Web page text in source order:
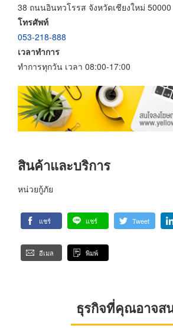
38 ถนนอินทวโรรส จังหวัดเชียงใหม่ 50000
โทรศัพท์
053-218-888
เวลาทำการ
ทำการทุกวัน เวลา 08:00-17:00
สินค้าและบริการ
หน่วยกู้ภัย
แชร์ แชร์ Tweet
อีเมล พิมพ์
ธุรกิจที่คุณอาจส